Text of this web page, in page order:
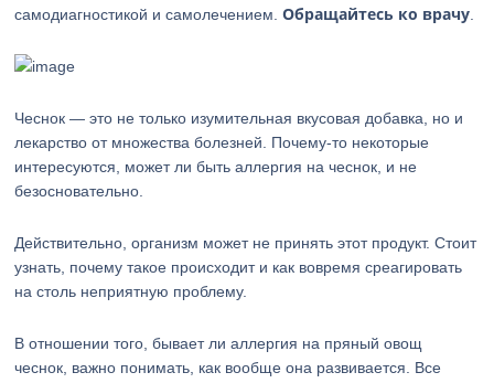
самодиагностикой и самолечением.Обращайтесь ко врачу
Чеснок — это не только изумительная вкусовая добавка, но и
лекарство от множества болезней. Почему-то некоторые
интересуются, может ли быть аллергия на чеснок, и не
безосновательно.
Действительно, организм может не принять этот продукт. Стоит
узнать, почему такое происходит и как вовремя среагировать
на столь неприятную проблему.
В отношении того, бывает ли аллергия на пряный овощ
чеснок, важно понимать, как вообще она развивается. Все